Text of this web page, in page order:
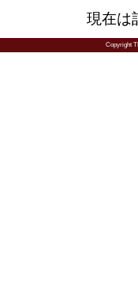
現在は
Copyright